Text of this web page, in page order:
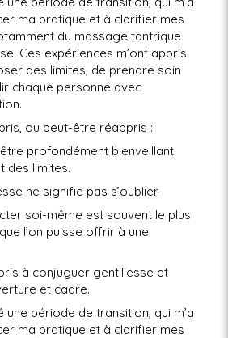
ma pratique et à clarifier mes
du massage tantrique
Ces expériences m’ont appris
des limites, de prendre soin
chaque personne avec
ou peut-être réappris :
être profondément bienveillant
des limites.
ne signifie pas s’oublier.
soi-même est souvent le plus
l’on puisse offrir à une
à conjuguer gentillesse et
et cadre.
une période de transition, qui m’a
ma pratique et à clarifier mes